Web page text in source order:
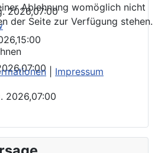
2026,07:00
15:00
07:00
2026,07:00
Ablehnung womöglich nicht
der Seite zur Verfügung stehen.
Impressum